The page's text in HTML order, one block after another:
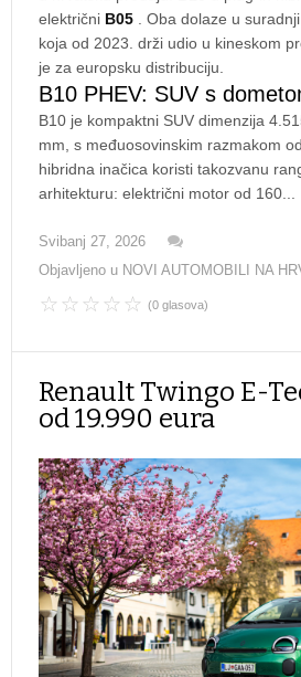
električni B05 . Oba dolaze u
koja od 2023. drži udio u kineskom
je za europsku distribuciju.
B10 PHEV: SUV s
B10 je kompaktni SUV dimenzija
mm, s međuosovinskim razmakom
hibridna inačica koristi takozvanu
arhitekturu: električni motor od 160...
Svibanj 27, 2026
Objavljeno u NOVI AUTOMOBILI NA
(0 glasova)
Renault Twingo E-
od 19.990 eura